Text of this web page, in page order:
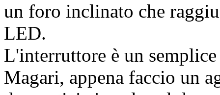
un foro inclinato che
LED.
L'interruttore è un
Magari, appena faccio un